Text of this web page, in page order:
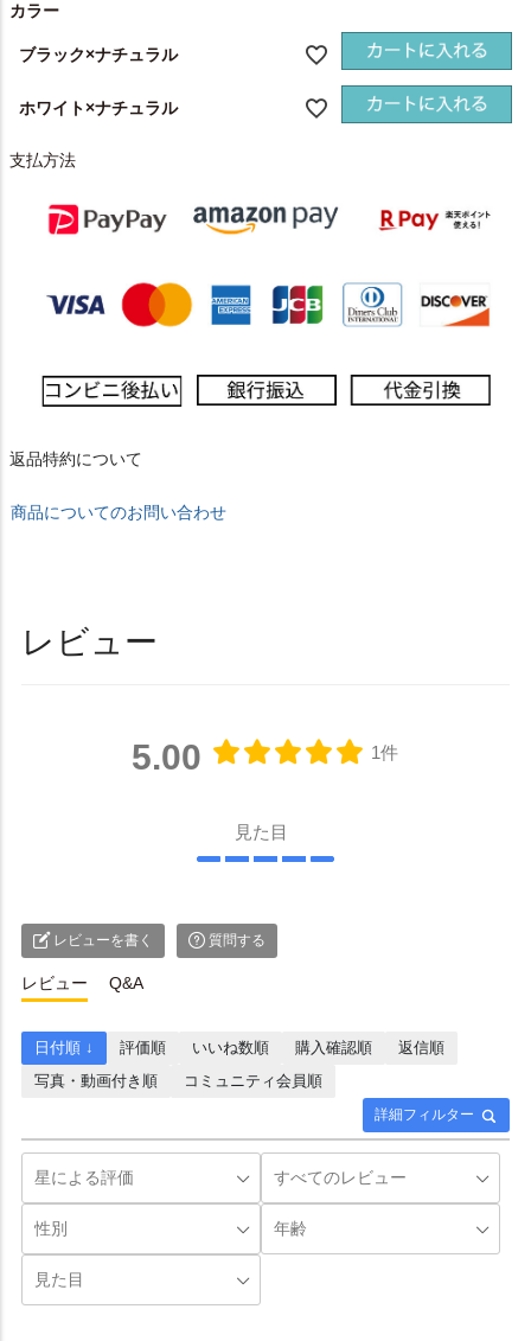
カラー
ブラック×ナチュラル
ホワイト×ナチュラル
支払方法
返品特約について
商品についてのお問い合わせ
レビュー
5.00 1件
見た目
レビューを書く 質問する
レビュー Q&A
詳細フィルター
日付順 ↓ 評価順 いいね数順 購入確認順
返信順
写真・動画付き順
コミュニティ会員順